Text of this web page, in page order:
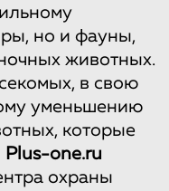
но и фауны,
животных.
в свою
уменьшению
которые
Plus-one.ru
охраны